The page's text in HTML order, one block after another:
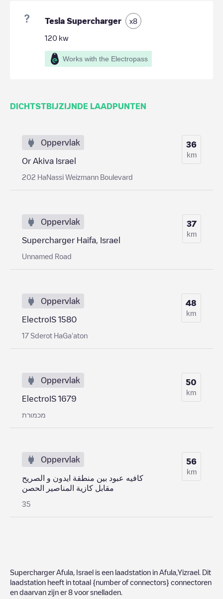
Tesla Supercharger x8
120 kw
Works with the Electropass
DICHTSTBIJZIJNDE LAADPUNTEN
Oppervlak
Or Akiva Israel
202 HaNassi Weizmann Boulevard
36
km
Oppervlak
Supercharger Haifa, Israel
Unnamed Road
37
km
Oppervlak
ElectroIS 1580
17 Sderot HaGa'aton
48
km
Oppervlak
ElectroIS 1679
מכמורת
50
km
Oppervlak
كافيه عبود بين منطقة ايدون و الصريح
مقابل كازية المناصير الحصن
35
56
km
Supercharger Afula, Israel is een laadstation in Afula Yizrael . Dit
laadstation heeft in totaal {number of connectors} connectoren
en daarvan zijn er8 voor snelladen.